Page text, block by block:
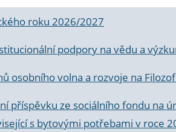
roku 2026/2027
podpory na vědu a
osobního volna a rozvoje na
příspěvku ze sociálního fondu na
s bytovými potřebami v roce